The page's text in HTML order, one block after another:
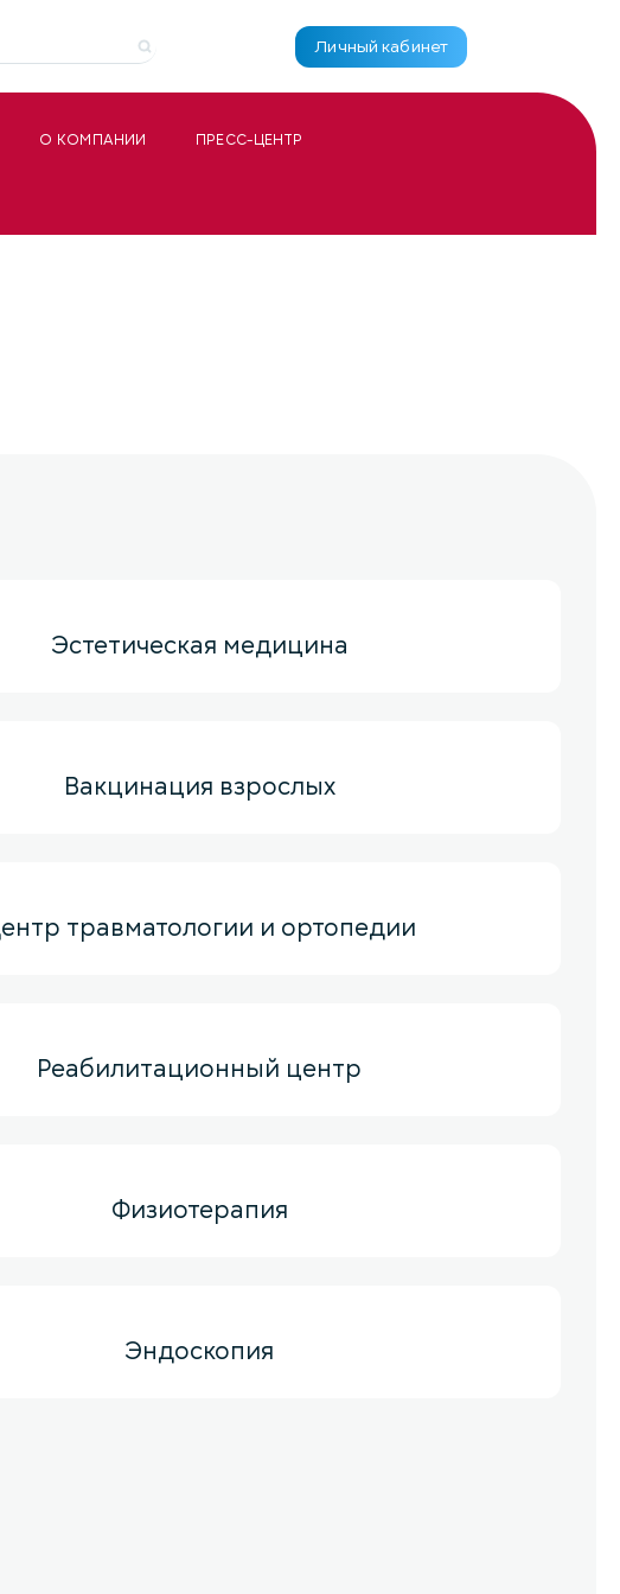
Личный кабинет
О КОМПАНИИ ПРЕСС-ЦЕНТР
Эстетическая медицина
Вакцинация взрослых
травматологии и ортопедии
Реабилитационный центр
Физиотерапия
Эндоскопия